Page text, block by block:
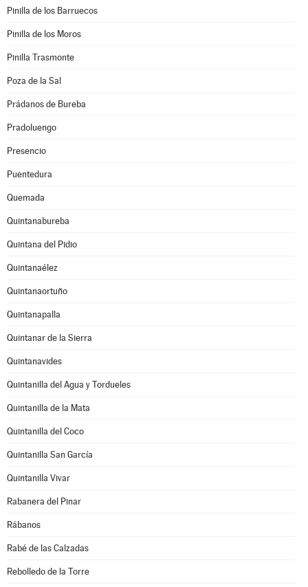
Pinilla de los Barruecos
Pinilla de los Moros
Pinilla Trasmonte
Poza de la Sal
Prádanos de Bureba
Pradoluengo
Presencio
Puentedura
Quemada
Quintanabureba
Quintana del Pidio
Quintanaélez
Quintanaortuño
Quintanapalla
Quintanar de la Sierra
Quintanavides
Quintanilla del Agua y Tordueles
Quintanilla de la Mata
Quintanilla del Coco
Quintanilla San García
Quintanilla Vivar
Rabanera del Pinar
Rábanos
Rabé de las Calzadas
Rebolledo de la Torre